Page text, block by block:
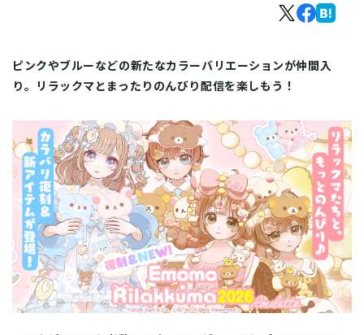
ピンクやブルーなどの新たなカラーバリエーションが仲間入
り。リラックマとまったりのんびり配信を楽しもう！